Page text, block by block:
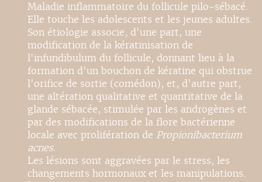
Maladie inflammatoire du follicule pilo-sébacé.
Elle touche les adolescents et les jeunes adultes.
Son étiologie associe, d'une part, une
modification de la kératinisation de
l'infundibulum du follicule, donnant lieu à la
formation d'un bouchon de kératine qui obstrue
l'orifice de sortie (comédon), et, d'autre part,
une altération qualitative et quantitative de la
glande sébacée, stimulée par les androgènes et
par des modifications de la flore bactérienne
locale avec prolifération de Propionibacterium
acnes.
Les lésions sont aggravées par le stress, les
changements hormonaux et les manipulations.